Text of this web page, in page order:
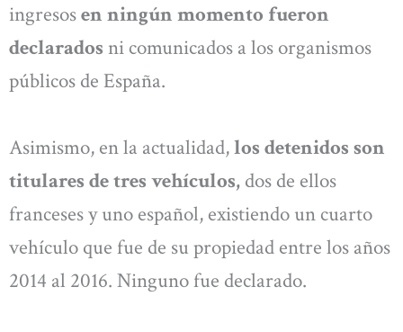
ingresosen ningún momento fueron
declarados ni comunicados a los organismos
públicos de España.
Asimismo, en la actualidad,los detenidos son
titulares de tres vehículos, dos de ellos
franceses y uno español, existiendo un cuarto
vehículo que fue de su propiedad entre los años
2014 al 2016. Ninguno fue declarado.